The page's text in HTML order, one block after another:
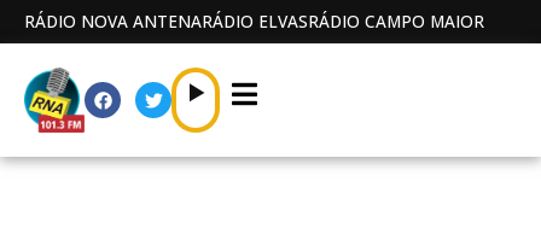
RÁDIO NOVA ANTENARÁDIO ELVASRÁDIO CAMPO MAIOR